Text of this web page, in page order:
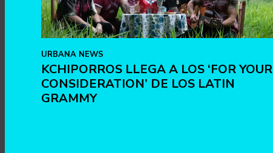
URBANA NEWS
KCHIPORROS LLEGA A LOS ‘FOR YOUR
CONSIDERATION’ DE LOS LATIN
GRAMMY